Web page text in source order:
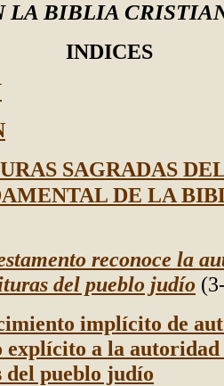
LA BIBLIA
INDICES
SAGRADAS
DE LA
reconoce la
del pueblo judío
implícito de
explícito a la autoridad
pueblo judío